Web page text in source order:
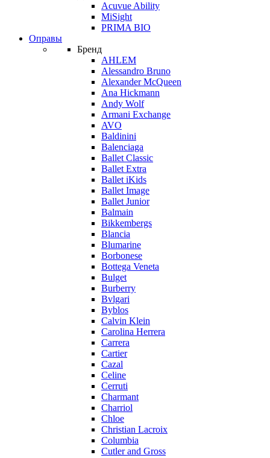
Acuvue Ability
MiSight
PRIMA BIO
Оправы
Бренд
AHLEM
Alessandro Bruno
Alexander McQueen
Ana Hickmann
Andy Wolf
Armani Exchange
AVO
Baldinini
Balenciaga
Ballet Classic
Ballet Extra
Ballet iKids
Ballet Image
Ballet Junior
Balmain
Bikkembergs
Blancia
Blumarine
Borbonese
Bottega Veneta
Bulget
Burberry
Bvlgari
Byblos
Calvin Klein
Carolina Herrera
Carrera
Cartier
Cazal
Celine
Cerruti
Charmant
Charriol
Chloe
Christian Lacroix
Columbia
Cutler and Gross